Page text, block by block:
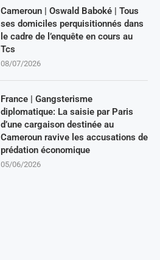
Cameroun | Oswald Baboké | Tous
ses domiciles perquisitionnés dans
le cadre de l’enquête en cours au
Tcs
08/07/2026
France | Gangsterisme
diplomatique: La saisie par Paris
d’une cargaison destinée au
Cameroun ravive les accusations de
prédation économique
05/06/2026